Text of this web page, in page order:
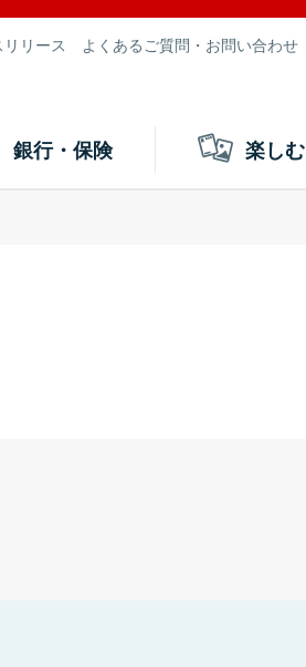
リース よくあるご質問・お問い合わせ
銀行・保険 楽しむ